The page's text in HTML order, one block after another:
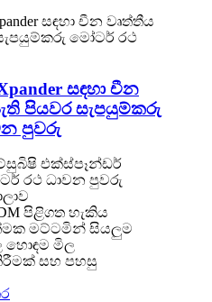
සඳහා චීන
පියවර සැපයුම්කරු
පුවරු
එක්ස්පෑන්ඩර්
රථ ධාවන පුවරු
පිළිගත හැකිය
මට්ටමින් සියලුම
හොඳම මිල
සහ පහසු